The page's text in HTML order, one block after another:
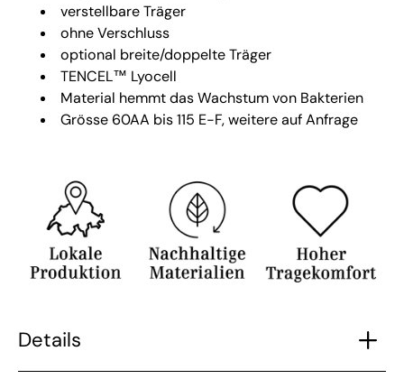
verstellbare Träger
ohne Verschluss
optional breite/doppelte Träger
TENCEL™ Lyocell
Material hemmt das Wachstum von Bakterien
Grösse 60AA bis 115 E-F, weitere auf Anfrage
Details